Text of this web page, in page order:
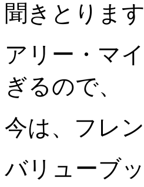
聞きとります
アリー・マ
ぎるので、
今は、フレ
バリューブ